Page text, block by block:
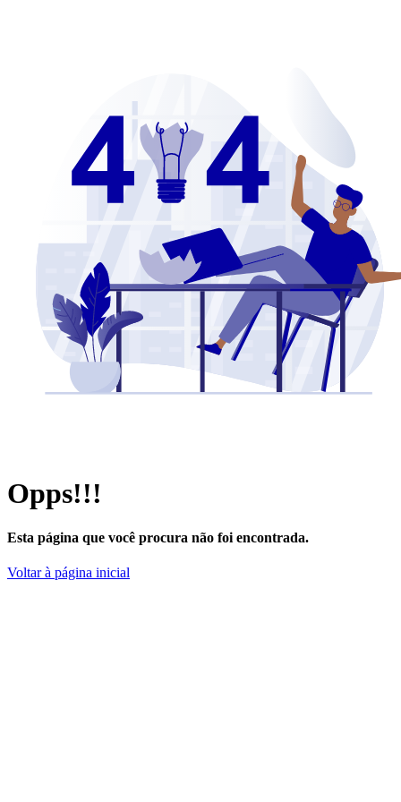
Opps!!!
Esta página que você procura não foi encontrada.
Voltar à página inicial